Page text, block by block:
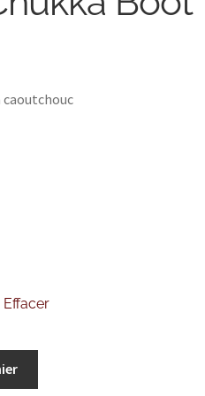
caoutchouc
Effacer